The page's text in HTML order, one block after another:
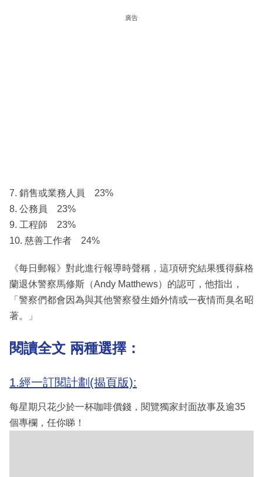
廣告
7. 銷售或業務人員 23%
8. 公務員 23%
9. 工程師 23%
10. 慈善工作者 24%
《每日郵報》對此進行報導時聲稱，這項研究結果獲得蘇格
蘭退休警察馬修斯（Andy Matthews）的認可，他指出，
「警察們都會因為與其他警察發生婚外情或一夜情而臭名昭
著。」
閱讀全文 兩種選擇：
1.經一訂閱計劃(揭頁版):
每星期只花少於一杯咖啡價錢，閱覽獨家封面故事及逾35
個專欄，任你睇！